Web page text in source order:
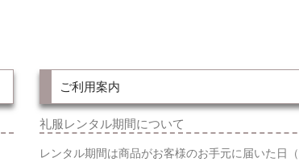
ご利用案内
礼服レンタル期間について
レンタル期間は商品がお客様のお手元に届いた日（